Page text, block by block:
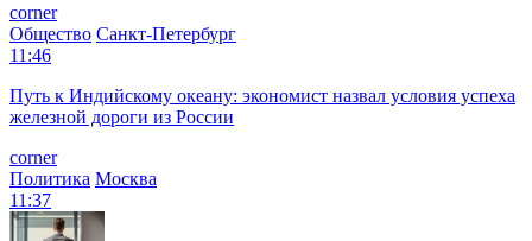
corner
Общество Санкт-Петербург
11:46
Путь к Индийскому океану: экономист назвал условия успеха
железной дороги из России
corner
Политика Москва
11:37